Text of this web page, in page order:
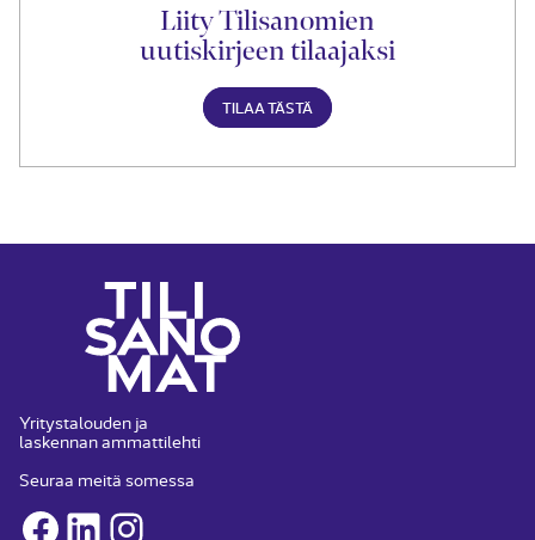
Liity Tilisanomien
uutiskirjeen tilaajaksi
TILAA TÄSTÄ
Yritystalouden ja
laskennan ammattilehti
Seuraa meitä somessa
Facebook
LinkedInInstagram